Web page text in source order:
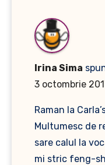
Irina Sima
3 octombrie
Raman la
Multumesc de
sare calul la
mi stric feng-